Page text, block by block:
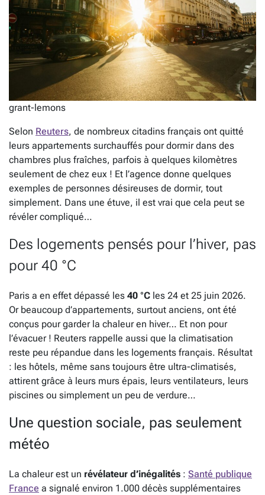
grant-lemons
Selon Reuters, de nombreux citadins français ont quitté
leurs appartements surchauffés pour dormir dans des
chambres plus fraîches, parfois à quelques kilomètres
seulement de chez eux ! Et l’agence donne quelques
exemples de personnes désireuses de dormir, tout
simplement. Dans une étuve, il est vrai que cela peut se
révéler compliqué…
Des logements pensés pour l’hiver, pas
pour 40 °C
Paris a en effet dépassé les 40 °C les 24 et 25 juin 2026.
Or beaucoup d’appartements, surtout anciens, ont été
conçus pour garder la chaleur en hiver… Et non pour
l’évacuer ! Reuters rappelle aussi que la climatisation
reste peu répandue dans les logements français. Résultat
: les hôtels, même sans toujours être ultra-climatisés,
attirent grâce à leurs murs épais, leurs ventilateurs, leurs
piscines ou simplement un peu de verdure…
Une question sociale, pas seulement
météo
La chaleur est un révélateur d’inégalités : Santé publique
France a signalé environ 1.000 décès supplémentaires